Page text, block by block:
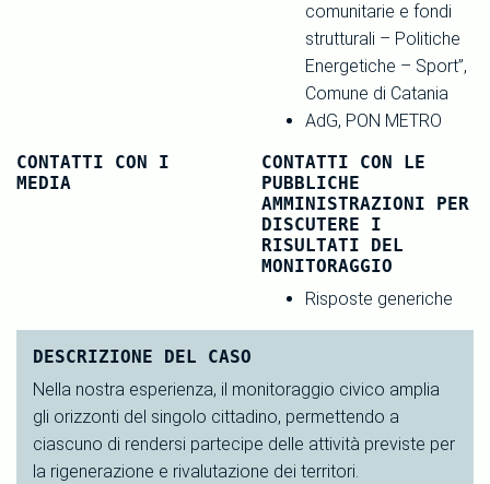
comunitarie e fondi
strutturali – Politiche
Energetiche – Sport”,
Comune di Catania
AdG, PON METRO
CONTATTI CON I
MEDIA
CONTATTI CON LE
PUBBLICHE
AMMINISTRAZIONI PER
DISCUTERE I
RISULTATI DEL
MONITORAGGIO
Risposte generiche
DESCRIZIONE DEL CASO
Nella nostra esperienza, il monitoraggio civico amplia
gli orizzonti del singolo cittadino, permettendo a
ciascuno di rendersi partecipe delle attività previste per
la rigenerazione e rivalutazione dei territori.